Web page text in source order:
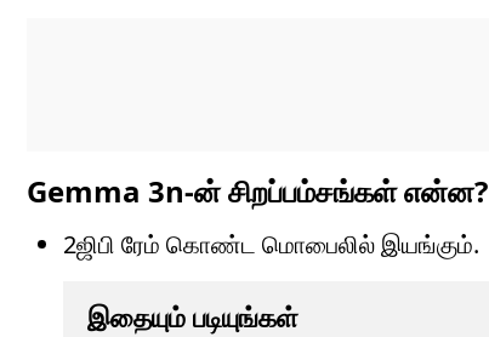
Gemma 3n-ன் சிறப்பம்சங்கள் என்ன?
2ஜிபி ரேம் கொண்ட மொபைலில் இயங்கும்.
இதையும் படியுங்கள்